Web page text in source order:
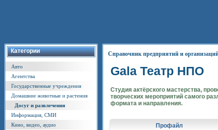
Категории
Авто
Агентства
Государственные учреждения
Домашние животные и растения
Досуг и развлечения
Информация, СМИ
Кино, видео, аудио
Справочник предприятий и
Gala Театр НПО
Студия актёрского мастерства,
творческих мероприятий самого
формата и направления.
Профайл